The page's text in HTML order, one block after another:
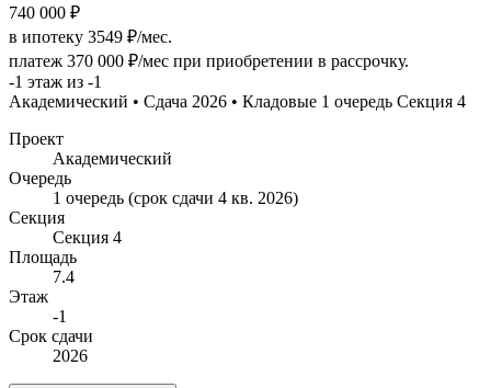
740 000 ₽
в ипотеку 3549 ₽/мес.
платеж 370 000 ₽/мес при приобретении в рассрочку.
-1 этаж из -1
Академический • Сдача 2026 • Кладовые 1 очередь Секция 4
Проект
Академический
Очередь
1 очередь (срок сдачи 4 кв. 2026)
Секция
Секция 4
Площадь
7.4
Этаж
-1
Срок сдачи
2026